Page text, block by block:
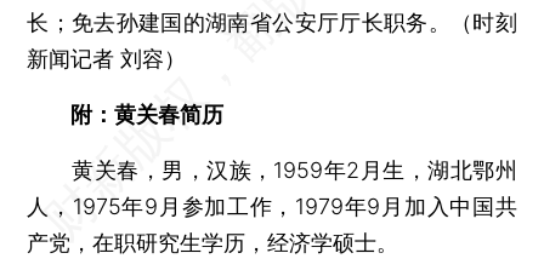
长；免去孙建国的湖南省公安厅厅长职务。（时刻
新闻记者 刘容）
附：黄关春简历
黄关春，男，汉族，1959年2月生，湖北鄂州
人，1975年9月参加工作，1979年9月加入中国共
产党，在职研究生学历，经济学硕士。